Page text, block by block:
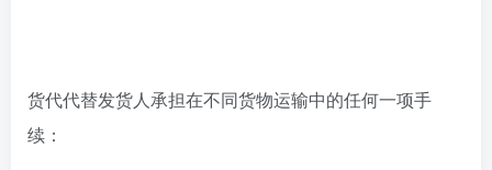
货代代替发货人承担在不同货物运输中的任何一项手
续：